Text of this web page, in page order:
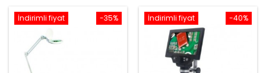
-35%
İndirimli fiyat -40%
İndirimli fiyat